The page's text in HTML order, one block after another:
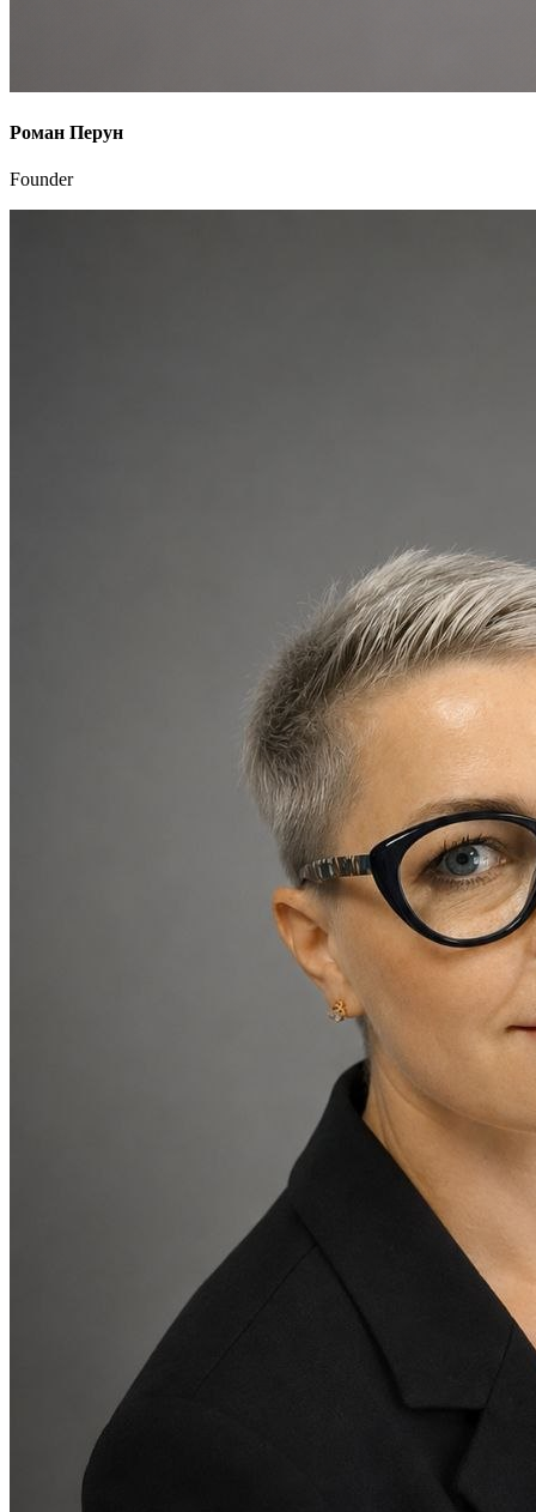
Роман Перун
Founder